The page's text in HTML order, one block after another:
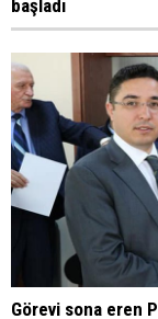
başladı
Görevi sona eren